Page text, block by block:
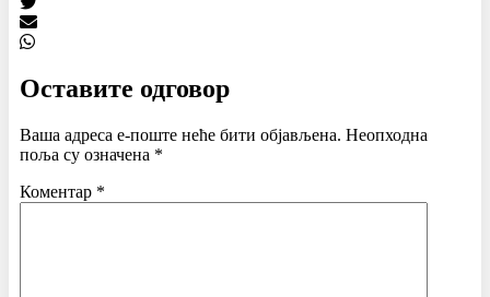
Оставите одговор
Ваша адреса е-поште неће бити објављена. Неопходна
поља су означена *
Коментар *